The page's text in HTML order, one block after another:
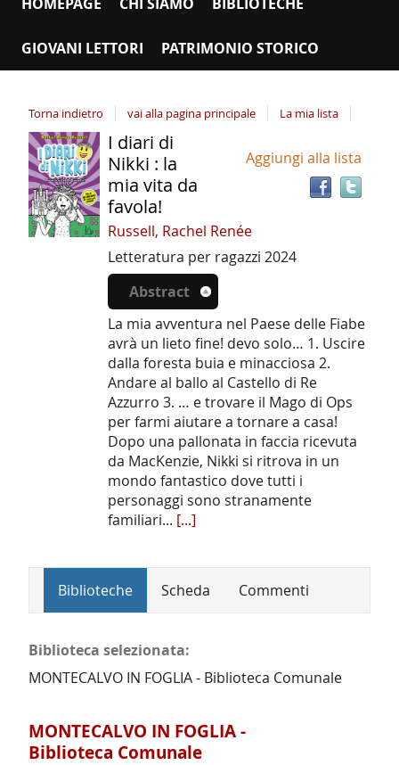
GIOVANI LETTORI PATRIMONIO STORICO
Torna indietro vai alla pagina principale La mia lista
Dettaglio
del
documento
Aggiungi alla lista
I diari di
Nikki : la
mia vita da
favola!
Russell, Rachel Renée
Letteratura per ragazzi 2024
Abstract
La mia avventura nel Paese delle Fiabe
avrà un lieto fine! devo solo… 1. Uscire
dalla foresta buia e minacciosa 2.
Andare al ballo al Castello di Re
Azzurro 3. … e trovare il Mago di Ops
per farmi aiutare a tornare a casa!
Dopo una pallonata in faccia ricevuta
da MacKenzie, Nikki si ritrova in un
mondo fantastico dove tutti i
personaggi sono stranamente
familiari... [...]
Biblioteche Scheda Commenti
Biblioteca selezionata:
MONTECALVO IN FOGLIA - Biblioteca Comunale
MONTECALVO IN FOGLIA -
Biblioteca Comunale